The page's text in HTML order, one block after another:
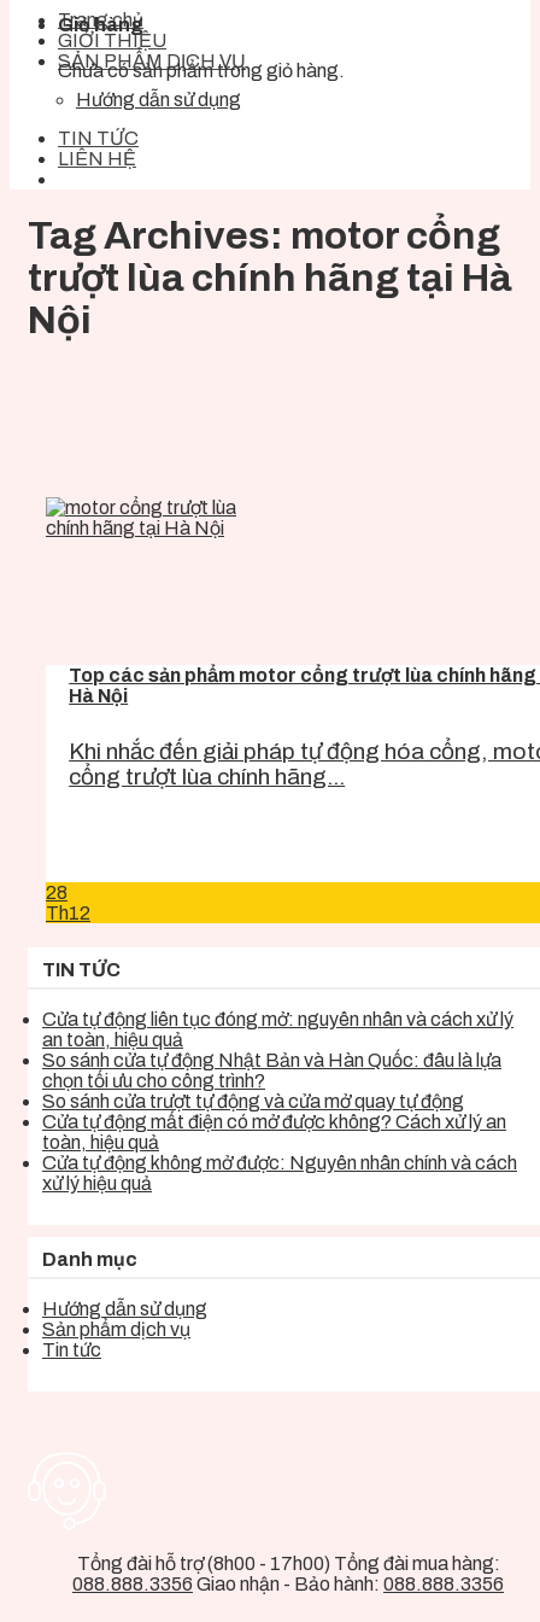
Giỏ hàng
Chưa có sản phẩm trong giỏ hàng.
Trang chủ
GIỚI THIỆU
SẢN PHẨM DỊCH VỤ
Hướng dẫn sử dụng
TIN TỨC
LIÊN HỆ
Tag Archives: motor cổng
trượt lùa chính hãng tại Hà
Nội
Top các sản phẩm motor cổng trượt lùa chính
Hà Nội
Khi nhắc đến giải pháp tự động hóa cổng,
cổng trượt lùa chính hãng...
28
Th12
TIN TỨC
Cửa tự động liên tục đóng mở: nguyên nhân và cách xử lý
an toàn, hiệu quả
So sánh cửa tự động Nhật Bản và Hàn Quốc: đâu là lựa
chọn tối ưu cho công trình?
So sánh cửa trượt tự động và cửa mở quay tự động
Cửa tự động mất điện có mở được không? Cách xử lý an
toàn, hiệu quả
Cửa tự động không mở được: Nguyên nhân chính và cách
xử lý hiệu quả
Danh mục
Hướng dẫn sử dụng
Sản phẩm dịch vụ
Tin tức
Tổng đài hỗ trợ (8h00 - 17h00) Tổng đài mua hàng:
088.888.3356 Giao nhận - Bảo hành: 088.888.3356